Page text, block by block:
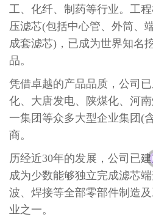
工、化纤、制药等行业。工
压滤芯(包括中心管、外筒、
成套滤芯)，已成为世界知名
品。
凭借卓越的产品品质，公司
化、大唐发电、陕煤化、河
一集团等众多大型企业集团(
商。
历经近30年的发展，公司已
成为少数能够独立完成滤芯
波、焊接等全部零部件制造
业之一。